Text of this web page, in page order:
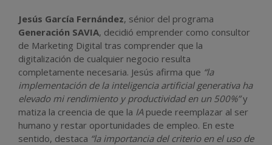
Jesús García Fernández, sénior del programa
Generación SAVIA, decidió emprender como consultor
de Marketing Digital tras comprender que la
digitalización de cualquier negocio resulta
completamente necesaria. Jesús afirma que “la
implementación de la inteligencia artificial generativa ha
elevado mi rendimiento y productividad en un 500%”y
matiza la creencia de que la IA puede reemplazar al ser
humano y restar oportunidades de empleo. En este
sentido, destaca “la importancia del criterio en el uso de